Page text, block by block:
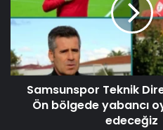
Samsunspor Teknik
Ön bölgede yabancı
edeceğiz